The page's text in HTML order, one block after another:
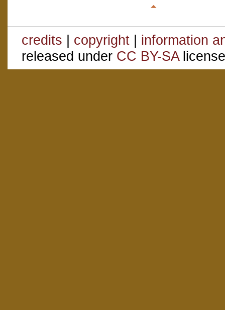
credits | copyright | information
released under CC BY-SA